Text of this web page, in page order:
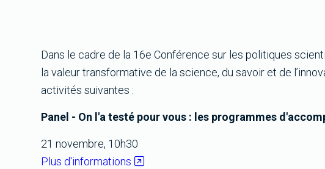
Dans le cadre de la 16e Conférence sur les politiques
la valeur transformative de la science, du savoir et de
activités suivantes :
Panel - On l'a testé pour vous : les programmes
21 novembre, 10h30
Plus d'informations